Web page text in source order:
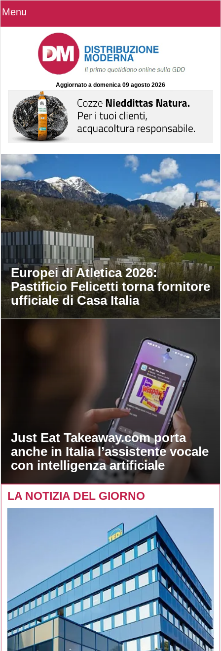
Menu
Aggiornato a domenica 09 agosto 2026
Europei di Atletica 2026:
Pastificio Felicetti torna fornitore
ufficiale di Casa Italia
Just Eat Takeaway.com porta
anche in Italia l’assistente vocale
con intelligenza artificiale
LA NOTIZIA DEL GIORNO